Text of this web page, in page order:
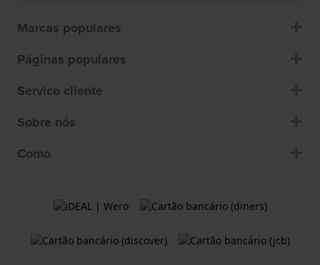
Marcas populares
Páginas populares
Servico cliente
Sobre nós
Como